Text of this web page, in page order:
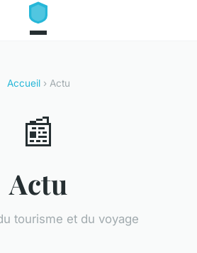
Accueil› Actu
📰
Actu
tourisme et du voyage